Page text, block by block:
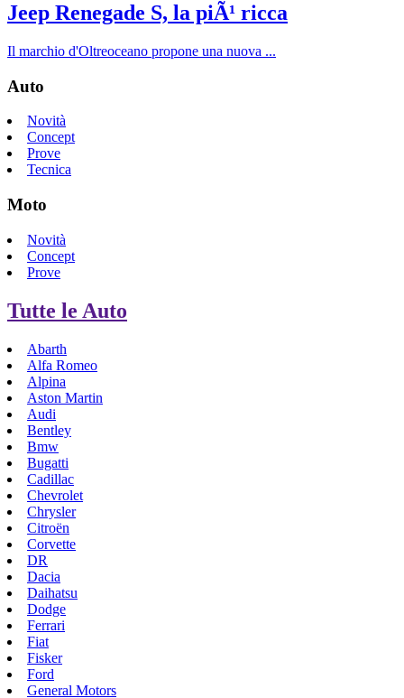
Jeep Renegade S, la piÃ¹ ricca
Il marchio d'Oltreoceano propone una nuova ...
Auto
Novità
Concept
Prove
Tecnica
Moto
Novità
Concept
Prove
Tutte le Auto
Abarth
Alfa Romeo
Alpina
Aston Martin
Audi
Bentley
Bmw
Bugatti
Cadillac
Chevrolet
Chrysler
Citroën
Corvette
DR
Dacia
Daihatsu
Dodge
Ferrari
Fiat
Fisker
Ford
General Motors